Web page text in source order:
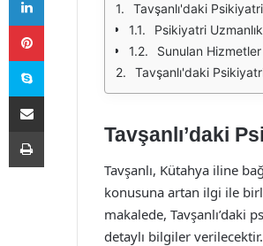
Tavşanlı'daki
Psikiyatri
Sunulan Hizmetler
Tavşanlı'daki
Tavşanlı’daki
Tavşanlı, Kütahya iline
konusuna artan ilgi ile
makalede, Tavşanlı’daki
detaylı bilgiler verilecektir.
Pinterest
Skype
E-Posta ile paylaş